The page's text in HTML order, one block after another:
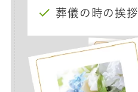
葬儀の時の挨拶